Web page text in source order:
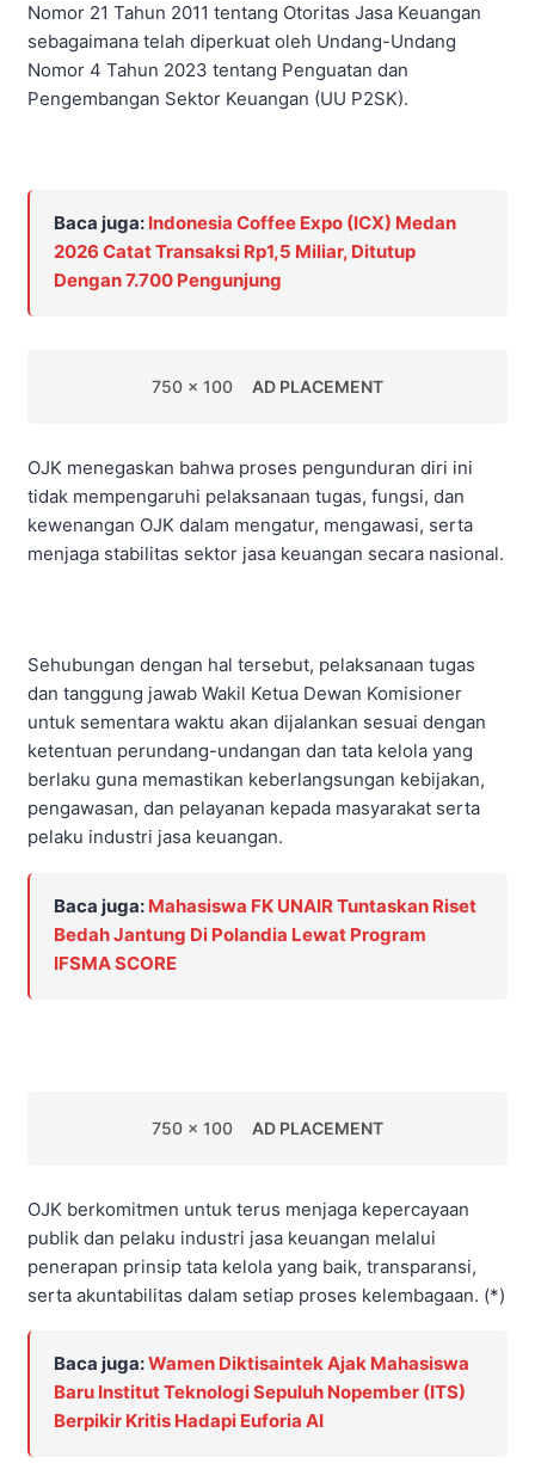
Nomor 21 Tahun 2011 tentang Otoritas Jasa Keuangan
sebagaimana telah diperkuat oleh Undang-Undang
Nomor 4 Tahun 2023 tentang Penguatan dan
Pengembangan Sektor Keuangan (UU P2SK).
Baca juga: Indonesia Coffee Expo (ICX) Medan
2026 Catat Transaksi Rp1,5 Miliar, Ditutup
Dengan 7.700 Pengunjung
750 x 100 AD PLACEMENT
OJK menegaskan bahwa proses pengunduran diri ini
tidak mempengaruhi pelaksanaan tugas, fungsi, dan
kewenangan OJK dalam mengatur, mengawasi, serta
menjaga stabilitas sektor jasa keuangan secara nasional.
Sehubungan dengan hal tersebut, pelaksanaan tugas
dan tanggung jawab Wakil Ketua Dewan Komisioner
untuk sementara waktu akan dijalankan sesuai dengan
ketentuan perundang-undangan dan tata kelola yang
berlaku guna memastikan keberlangsungan kebijakan,
pengawasan, dan pelayanan kepada masyarakat serta
pelaku industri jasa keuangan.
Baca juga: Mahasiswa FK UNAIR Tuntaskan Riset
Bedah Jantung Di Polandia Lewat Program
IFSMA SCORE
750 x 100 AD PLACEMENT
OJK berkomitmen untuk terus menjaga kepercayaan
publik dan pelaku industri jasa keuangan melalui
penerapan prinsip tata kelola yang baik, transparansi,
serta akuntabilitas dalam setiap proses kelembagaan. (*)
Baca juga:Wamen Diktisaintek Ajak Mahasiswa
Baru Institut Teknologi Sepuluh Nopember (ITS)
Berpikir Kritis Hadapi Euforia AI